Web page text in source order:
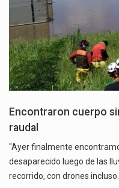
Encontraron cuerpo
raudal
"Ayer finalmente
desaparecido luego de las
recorrido, con drones incluso…